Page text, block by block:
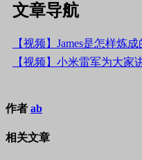
文章导航
【视频】James是怎样炼
【视频】小米雷军为大家
作者 ab
相关文章